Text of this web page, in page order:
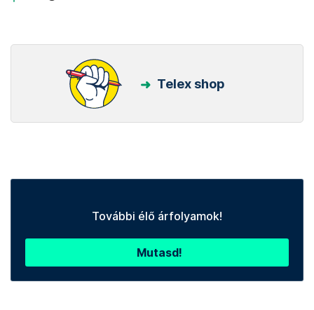
Telex shop
További élő árfolyamok!
Mutasd!